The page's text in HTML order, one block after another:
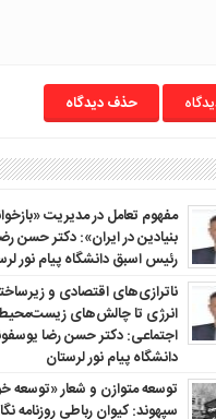
حذف دیدگاه
مفهوم تعامل در مدیریت
بنیادین در ایران»: دکتر حسن
رئیس اسبق دانشگاه پیام نور
ناترازی‌های اقتصادی و
انرژی تا چالش‌های
اجتماعی: دکتر حسن رضا
دانشگاه پیام نور لرستان
توسعه متوازن و شعار «توسعه
سپهوند: کیوان رباطی روزنامه